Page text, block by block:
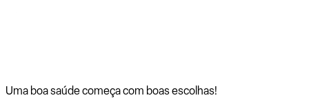
Uma boa saúde começa com boas escolhas!